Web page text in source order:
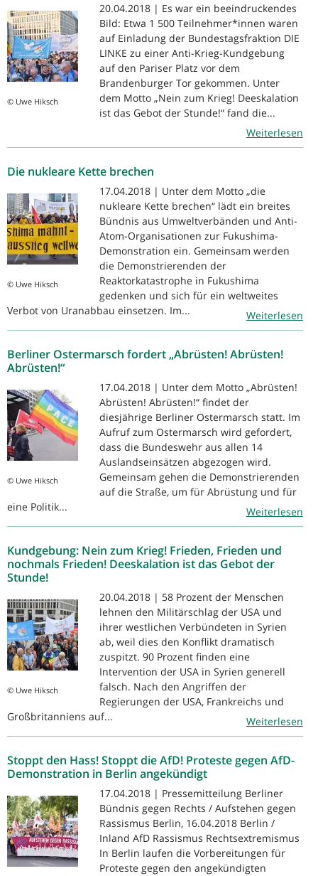
© Uwe Hiksch
20.04.2018 | Es war ein beeindruckendes
Bild: Etwa 1 500 Teilnehmer*innen waren
auf Einladung der Bundestagsfraktion DIE
LINKE zu einer Anti-Krieg-Kundgebung
auf den Pariser Platz vor dem
Brandenburger Tor gekommen. Unter
dem Motto „Nein zum Krieg! Deeskalation
ist das Gebot der Stunde!“ fand die...
Weiterlesen
Die nukleare Kette brechen
© Uwe Hiksch
17.04.2018 | Unter dem Motto „die
nukleare Kette brechen“ lädt ein breites
Bündnis aus Umweltverbänden und Anti-
Atom-Organisationen zur Fukushima-
Demonstration ein. Gemeinsam werden
die Demonstrierenden der
Reaktorkatastrophe in Fukushima
gedenken und sich für ein weltweites
Verbot von Uranabbau einsetzen. Im...
Weiterlesen
Berliner Ostermarsch fordert „Abrüsten! Abrüsten!
Abrüsten!“
© Uwe Hiksch
17.04.2018 | Unter dem Motto „Abrüsten!
Abrüsten! Abrüsten!“ findet der
diesjährige Berliner Ostermarsch statt. Im
Aufruf zum Ostermarsch wird gefordert,
dass die Bundeswehr aus allen 14
Auslandseinsätzen abgezogen wird.
Gemeinsam gehen die Demonstrierenden
auf die Straße, um für Abrüstung und für
eine Politik...
Weiterlesen
Kundgebung: Nein zum Krieg! Frieden, Frieden und
nochmals Frieden! Deeskalation ist das Gebot der
Stunde!
© Uwe Hiksch
20.04.2018 | 58 Prozent der Menschen
lehnen den Militärschlag der USA und
ihrer westlichen Verbündeten in Syrien
ab, weil dies den Konflikt dramatisch
zuspitzt. 90 Prozent finden eine
Intervention der USA in Syrien generell
falsch. Nach den Angriffen der
Regierungen der USA, Frankreichs und
Großbritanniens auf...
Weiterlesen
Stoppt den Hass! Stoppt die AfD! Proteste gegen AfD-
Demonstration in Berlin angekündigt
17.04.2018 | Pressemitteilung Berliner
Bündnis gegen Rechts / Aufstehen gegen
Rassismus Berlin, 16.04.2018 Berlin /
Inland AfD Rassismus Rechtsextremismus
In Berlin laufen die Vorbereitungen für
Proteste gegen den angekündigten